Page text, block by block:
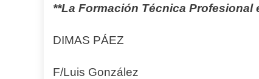
**La Formación Técnica
DIMAS PÁEZ
F/Luis González